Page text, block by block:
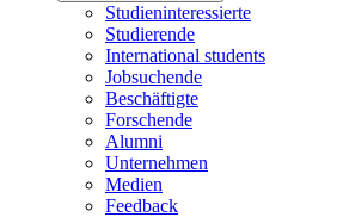
Studieninteressierte
Studierende
International students
Jobsuchende
Beschäftigte
Forschende
Alumni
Unternehmen
Medien
Feedback